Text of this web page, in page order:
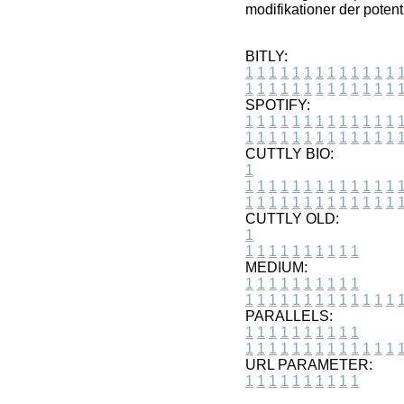
modifikationer der
BITLY:
1 1 1 1 1 1 1 1 1 1 1 1 1 1
1 1 1 1 1 1 1 1 1 1 1 1 1 1
SPOTIFY:
1 1 1 1 1 1 1 1 1 1 1 1 1 1
1 1 1 1 1 1 1 1 1 1 1 1 1 1
CUTTLY BIO:
1
1 1 1 1 1 1 1 1 1 1 1 1 1 1
1 1 1 1 1 1 1 1 1 1 1 1 1 1
CUTTLY OLD:
1
1 1 1 1 1 1 1 1 1 1
MEDIUM:
1 1 1 1 1 1 1 1 1 1
1 1 1 1 1 1 1 1 1 1 1 1 1 1
PARALLELS:
1 1 1 1 1 1 1 1 1 1
1 1 1 1 1 1 1 1 1 1 1 1 1 1
URL PARAMETER:
1 1 1 1 1 1 1 1 1 1